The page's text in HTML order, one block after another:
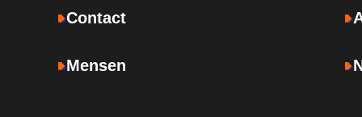
Contact
Mensen